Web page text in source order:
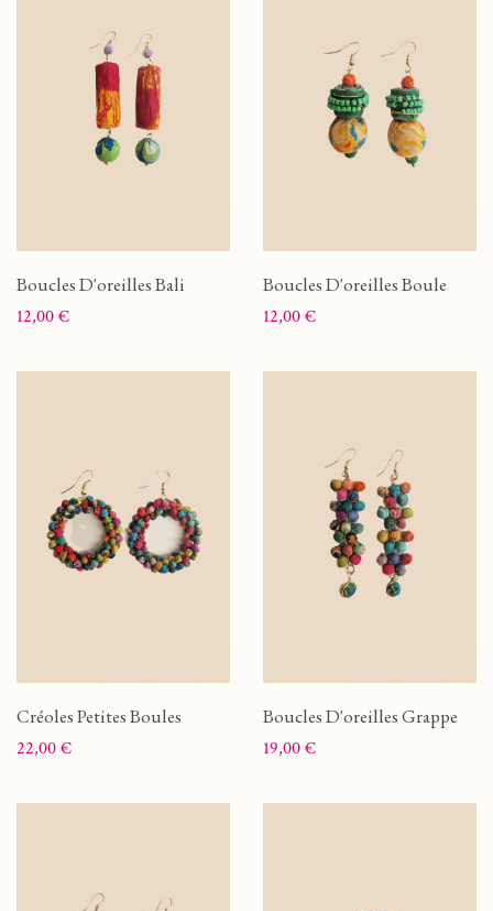
Boucles D'oreilles Bali
Prix
12,00 €
Boucles D'oreilles Boule
Prix
12,00 €
Créoles Petites Boules
Prix
22,00 €
Boucles D'oreilles Grappe
Prix
19,00 €